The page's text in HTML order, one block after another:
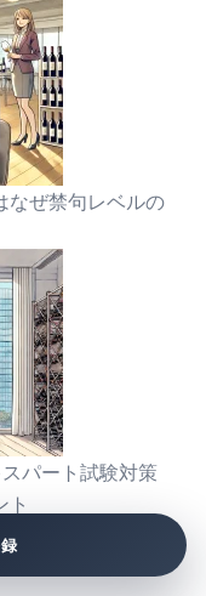
なぜ禁句レベルの
パート試験対策
ト